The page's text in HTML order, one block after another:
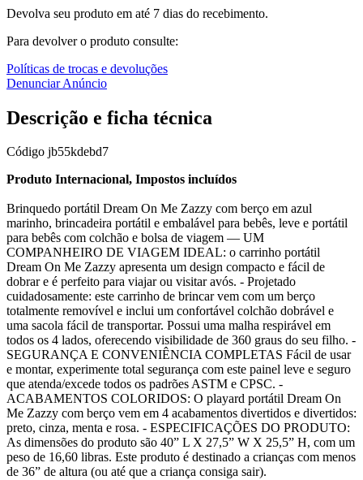
Devolva seu produto em até 7 dias do recebimento.
Para devolver o produto consulte:
Políticas de trocas e devoluções
Denunciar Anúncio
Descrição e ficha técnica
Código jb55kdebd7
Produto Internacional, Impostos incluídos
Brinquedo portátil Dream On Me Zazzy com berço em azul
marinho, brincadeira portátil e embalável para bebês, leve e portátil
para bebês com colchão e bolsa de viagem — UM
COMPANHEIRO DE VIAGEM IDEAL: o carrinho portátil
Dream On Me Zazzy apresenta um design compacto e fácil de
dobrar e é perfeito para viajar ou visitar avós. - Projetado
cuidadosamente: este carrinho de brincar vem com um berço
totalmente removível e inclui um confortável colchão dobrável e
uma sacola fácil de transportar. Possui uma malha respirável em
todos os 4 lados, oferecendo visibilidade de 360 graus do seu filho. -
SEGURANÇA E CONVENIÊNCIA COMPLETAS Fácil de usar
e montar, experimente total segurança com este painel leve e seguro
que atenda/excede todos os padrões ASTM e CPSC. -
ACABAMENTOS COLORIDOS: O playard portátil Dream On
Me Zazzy com berço vem em 4 acabamentos divertidos e divertidos:
preto, cinza, menta e rosa. - ESPECIFICAÇÕES DO PRODUTO:
As dimensões do produto são 40” L X 27,5” W X 25,5” H, com um
peso de 16,60 libras. Este produto é destinado a crianças com menos
de 36” de altura (ou até que a criança consiga sair).